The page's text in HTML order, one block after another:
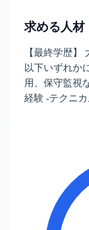
求める人材
【最終学歴】
以下いずれか
用、保守監視
経験 -テクニ